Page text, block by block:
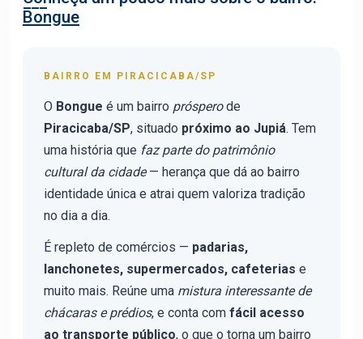
Bongue
BAIRRO EM PIRACICABA/SP
O Bongue é um bairro prósperode
Piracicaba/SP, situado próximo ao Jupiá. Tem
uma história que faz parte do patrimônio
cultural da cidade— herança que dá ao bairro
identidade única e atrai quem valoriza tradição
no dia a dia.
É repleto de comércios — padarias,
lanchonetes, supermercados, cafeterias e
muito mais. Reúne uma mistura interessante de
chácaras e prédios, e conta com fácil acesso
ao transporte público, o que o torna um bairro